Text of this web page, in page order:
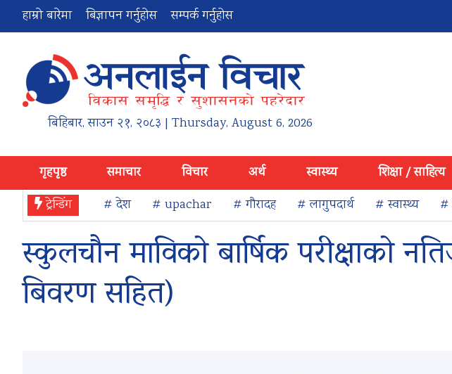
हाम्रो बारेमा बिज्ञापन गर्नुहोस सम्पर्क गर्नुहोस
बिहिबार,साउन २१, २०८३ | Thursday, August 6, 2026
गृहपृष्ठ समाचार विचार अर्थ स्वास्थ्य शिक्षा / साहित्य
ट्रेन्डिंग
# देश # upachar # गौरादह # लागुपदार्थ # स्वास्थ्य #
स्कुलचौन माविको बार्षिक परीक्षाको
बिवरण सहित)